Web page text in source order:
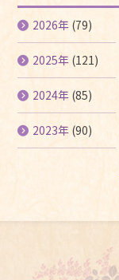
2026年 (79)
2025年 (121)
2024年 (85)
2023年 (90)